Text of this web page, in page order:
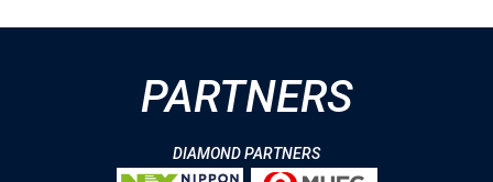
PARTNERS
DIAMOND PARTNERS